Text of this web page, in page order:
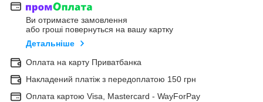
Ви отримаєте замовлення
або гроші повернуться на вашу картку
Детальніше
Оплата на карту Приватбанка
Накладений платіж з передоплатою 150 грн
Оплата картою Visa, Mastercard - WayForPay